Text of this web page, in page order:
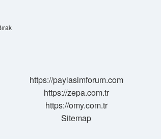
https://paylasimforum.com
https://zepa.com.tr
https://omy.com.tr
Sitemap